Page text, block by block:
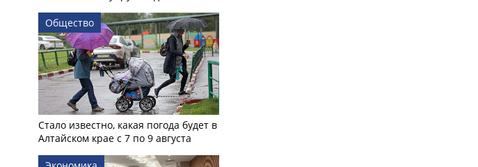
Общество
Стало известно, какая погода будет в
Алтайском крае с 7 по 9 августа